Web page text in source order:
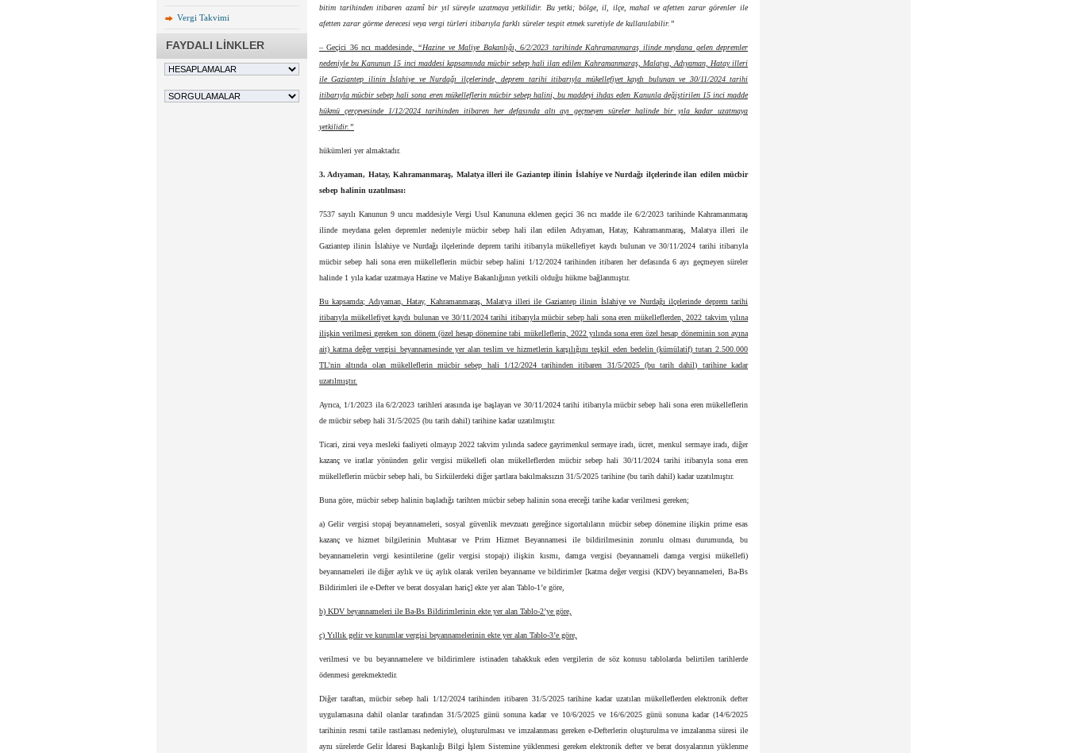
Vergi Takvimi
FAYDALI LİNKLER
bitim tarihinden itibaren azamî bir yıl süreyle uzatmaya yetkilidir. Bu yetki; bölge, il, ilçe, mahal ve afetten zarar görenler ile
afetten zarar görme derecesi veya vergi türleri itibarıyla farklı süreler tespit etmek suretiyle de kullanılabilir.”
– Geçici 36 ncı maddesinde, “Hazine ve Maliye Bakanlığı, 6/2/2023 tarihinde Kahramanmaraş ilinde meydana gelen depremler
nedeniyle bu Kanunun 15 inci maddesi kapsamında mücbir sebep hali ilan edilen Kahramanmaraş, Malatya, Adıyaman, Hatay illeri
ile Gaziantep ilinin İslahiye ve Nurdağı ilçelerinde, deprem tarihi itibarıyla mükellefiyet kaydı bulunan ve 30/11/2024 tarihi
itibarıyla mücbir sebep hali sona eren mükelleflerin mücbir sebep halini, bu maddeyi ihdas eden Kanunla değiştirilen 15 inci madde
hükmü çerçevesinde 1/12/2024 tarihinden itibaren her defasında altı ayı geçmeyen süreler halinde bir yıla kadar uzatmaya
yetkilidir.”
hükümleri yer almaktadır.
3. Adıyaman, Hatay, Kahramanmaraş, Malatya illeri ile Gaziantep ilinin İslahiye ve Nurdağı ilçelerinde ilan edilen mücbir
sebep halinin uzatılması:
7537 sayılı Kanunun 9 uncu maddesiyle Vergi Usul Kanununa eklenen geçici 36 ncı madde ile 6/2/2023 tarihinde Kahramanmaraş
ilinde meydana gelen depremler nedeniyle mücbir sebep hali ilan edilen Adıyaman, Hatay, Kahramanmaraş, Malatya illeri ile
Gaziantep ilinin İslahiye ve Nurdağı ilçelerinde deprem tarihi itibarıyla mükellefiyet kaydı bulunan ve 30/11/2024 tarihi itibarıyla
mücbir sebep hali sona eren mükelleflerin mücbir sebep halini 1/12/2024 tarihinden itibaren her defasında 6 ayı geçmeyen süreler
halinde 1 yıla kadar uzatmaya Hazine ve Maliye Bakanlığının yetkili olduğu hükme bağlanmıştır.
Bu kapsamda; Adıyaman, Hatay, Kahramanmaraş, Malatya illeri ile Gaziantep ilinin İslahiye ve Nurdağı ilçelerinde deprem tarihi
itibarıyla mükellefiyet kaydı bulunan ve 30/11/2024 tarihi itibarıyla mücbir sebep hali sona eren mükelleflerden, 2022 takvim yılına
ilişkin verilmesi gereken son dönem (özel hesap dönemine tabi mükelleflerin, 2022 yılında sona eren özel hesap döneminin son ayına
ait) katma değer vergisi beyannamesinde yer alan teslim ve hizmetlerin karşılığını teşkil eden bedelin (kümülatif) tutarı 2.500.000
TL’nin altında olan mükelleflerin mücbir sebep hali 1/12/2024 tarihinden itibaren 31/5/2025 (bu tarih dahil) tarihine kadar
uzatılmıştır.
Ayrıca, 1/1/2023 ila 6/2/2023 tarihleri arasında işe başlayan ve 30/11/2024 tarihi itibarıyla mücbir sebep hali sona eren mükelleflerin
de mücbir sebep hali 31/5/2025 (bu tarih dahil) tarihine kadar uzatılmıştır.
Ticari, zirai veya mesleki faaliyeti olmayıp 2022 takvim yılında sadece gayrimenkul sermaye iradı, ücret, menkul sermaye iradı, diğer
kazanç ve iratlar yönünden gelir vergisi mükellefi olan mükelleflerden mücbir sebep hali 30/11/2024 tarihi itibarıyla sona eren
mükelleflerin mücbir sebep hali, bu Sirkülerdeki diğer şartlara bakılmaksızın 31/5/2025 tarihine (bu tarih dahil) kadar uzatılmıştır.
Buna göre, mücbir sebep halinin başladığı tarihten mücbir sebep halinin sona ereceği tarihe kadar verilmesi gereken;
a) Gelir vergisi stopaj beyannameleri, sosyal güvenlik mevzuatı gereğince sigortalıların mücbir sebep dönemine ilişkin prime esas
kazanç ve hizmet bilgilerinin Muhtasar ve Prim Hizmet Beyannamesi ile bildirilmesinin zorunlu olması durumunda, bu
beyannamelerin vergi kesintilerine (gelir vergisi stopajı) ilişkin kısmı, damga vergisi (beyannameli damga vergisi mükellefi)
beyannameleri ile diğer aylık ve üç aylık olarak verilen beyanname ve bildirimler [katma değer vergisi (KDV) beyannameleri, Ba-Bs
Bildirimleri ile e-Defter ve berat dosyaları hariç] ekte yer alan Tablo-1’e göre,
b) KDV beyannameleri ile Ba-Bs Bildirimlerinin ekte yer alan Tablo-2’ye göre,
c) Yıllık gelir ve kurumlar vergisi beyannamelerinin ekte yer alan Tablo-3’e göre,
verilmesi ve bu beyannamelere ve bildirimlere istinaden tahakkuk eden vergilerin de söz konusu tablolarda belirtilen tarihlerde
ödenmesi gerekmektedir.
Diğer taraftan, mücbir sebep hali 1/12/2024 tarihinden itibaren 31/5/2025 tarihine kadar uzatılan mükelleflerden elektronik defter
uygulamasına dahil olanlar tarafından 31/5/2025 günü sonuna kadar ve 10/6/2025 ve 16/6/2025 günü sonuna kadar (14/6/2025
tarihinin resmi tatile rastlaması nedeniyle), oluşturulması ve imzalanması gereken e-Defterlerin oluşturulma ve imzalanma süresi ile
aynı sürelerde Gelir İdaresi Başkanlığı Bilgi İşlem Sistemine yüklenmesi gereken elektronik defter ve berat dosyalarının yüklenme